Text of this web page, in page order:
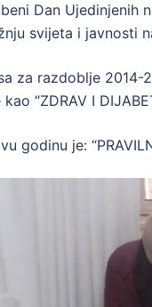
Dan Ujedinjenih
svijeta i javnosti
za razdoblje
“ZDRAV I
godinu je: